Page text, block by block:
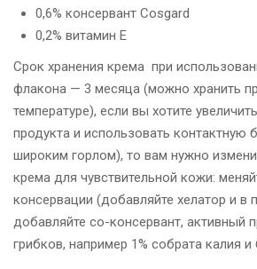
0,6% консервант Cosgard
0,2% витамин Е
Срок хранения крема при
флакона — 3 месяца (можно хранить
температуре), если вы хотите
продукта и использовать контактную
широким горлом), то вам нужно
крема для чувствительной кожи:
консервации (добавляйте хелатор и в
добавляйте со-консервант, активный
грибков, например 1% собрата калия и